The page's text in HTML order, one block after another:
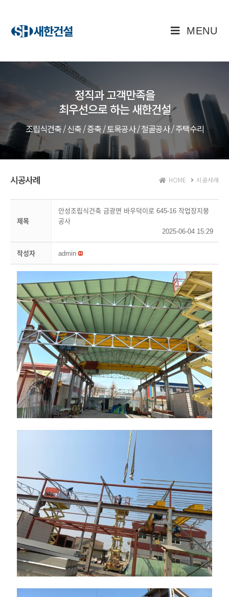
MENU
정직과 고객만족을
최우선으로 하는 새한건설
조립식건축 / 신축 / 증축 / 토목공사 / 철골공사 / 주택수리
시공사례 HOME 시공사례
제목
안성조립식건축 금광면 바우덕이로 645-16 작업장지붕
공사
2025-06-04 15:29
작성자 admin